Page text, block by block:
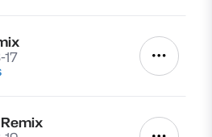
Autres